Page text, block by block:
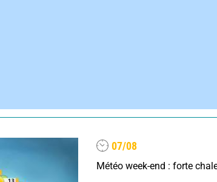
07/08
Météo week-end : forte